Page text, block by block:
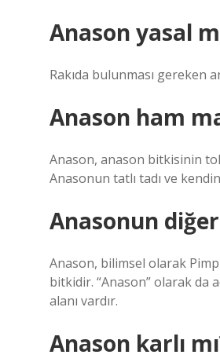
Anason yasal
Rakıda bulunması
Anason ham
Anason, anason bitkisinin
Anasonun tatlı tadı ve
Anasonun
Anason, bilimsel olarak
bitkidir. “Anason” olarak da
alanı vardır.
Anason karlı